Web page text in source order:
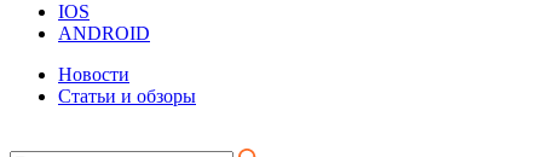
IOS
ANDROID
Новости
Статьи и обзоры